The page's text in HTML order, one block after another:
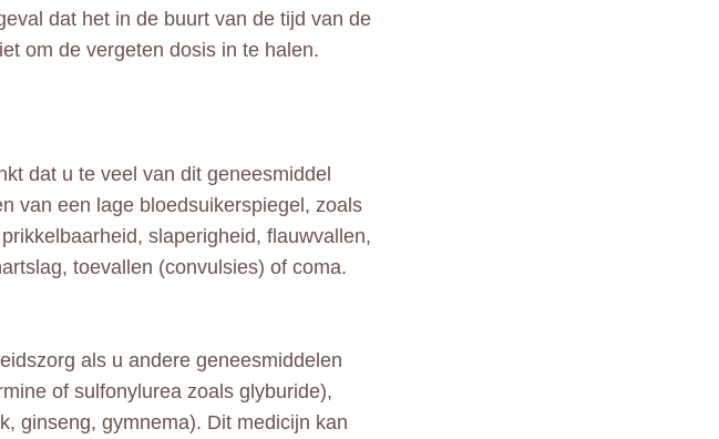
dat het in de buurt van de tijd van de
om de vergeten dosis in te halen.
dat u te veel van dit geneesmiddel
van een lage bloedsuikerspiegel, zoals
slaperigheid, flauwvallen,
toevallen (convulsies) of coma.
als u andere geneesmiddelen
of sulfonylurea zoals glyburide),
ginseng, gymnema). Dit medicijn kan